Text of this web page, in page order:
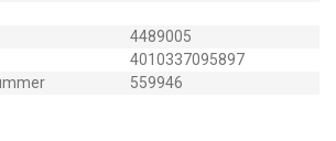
4489005
4010337095897
559946